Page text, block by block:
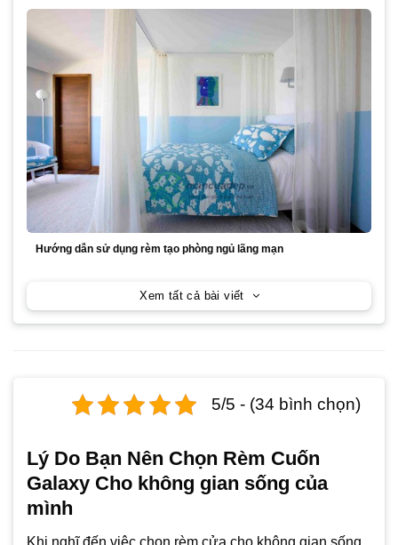
5/5 - (34 bình chọn)
Lý Do Bạn Nên Chọn Rèm Cuốn
Galaxy Cho không gian sống của
mình
Hướng dẫn sử dụng rèm tạo phòng ngủ lãng mạn
Xem tất cả bài viết